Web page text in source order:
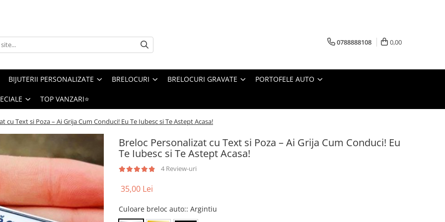
0788888108 0,00
BIJUTERII PERSONALIZATE BRELOCURI BRELOCURI GRAVATE PORTOFELE AUTO
TOP VANZARI⭐
cu Text si Poza – Ai Grija Cum Conduci! Eu Te Iubesc si Te Astept Acasa!
Breloc Personalizat cu Text si Poza – Ai Grija Cum Conduci! Eu
Te Iubesc si Te Astept Acasa!
4 Review-uri
35,00 Lei
Culoare breloc auto:: Argintiu